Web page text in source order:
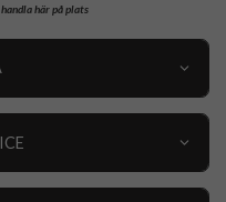
här på plats